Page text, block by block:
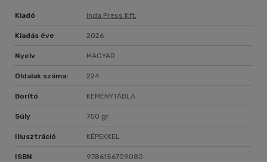
Kiadó Inda Press Kft.
Kiadás éve 2026
Nyelv MAGYAR
Oldalak száma: 224
Borító KEMÉNYTÁBLA
Súly 750 gr
Illusztráció KÉPEKKEL
ISBN 9786156709080